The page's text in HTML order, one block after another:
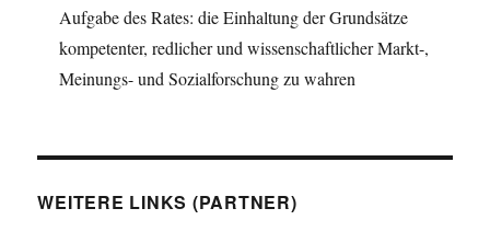
Aufgabe des Rates: die Einhaltung der Grundsätze
kompetenter, redlicher und wissenschaftlicher Markt-,
Meinungs- und Sozialforschung zu wahren
WEITERE LINKS (PARTNER)